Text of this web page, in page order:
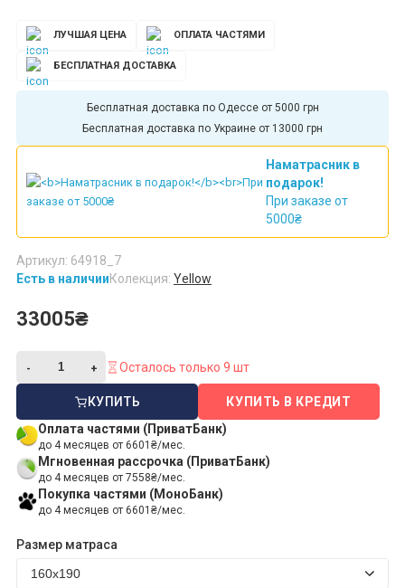
ЛУЧШАЯ ЦЕНА ОПЛАТА ЧАСТЯМИ
БЕСПЛАТНАЯ ДОСТАВКА
Бесплатная доставка по Одессе от 5000 грн
Бесплатная доставка по Украине от 13000 грн
Наматрасник в
подарок!
При заказе от
5000₴
Есть в наличииКолекция: Yellow
Артикул: 64918_7
33005₴
Осталось только 9 шт
КУПИТЬ
Оплата частями (ПриватБанк)
до 4 месяцев от 6601₴/мес.
Мгновенная рассрочка (ПриватБанк)
до 4 месяцев от 7558₴/мес.
Покупка частями (МоноБанк)
до 4 месяцев от 6601₴/мес.
КУПИТЬ В КРЕДИТ
Размер матраса